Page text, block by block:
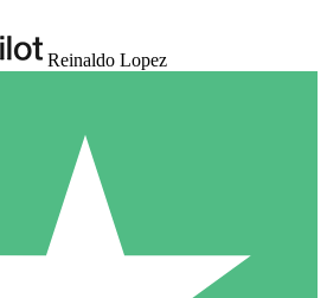
Reinaldo Lopez